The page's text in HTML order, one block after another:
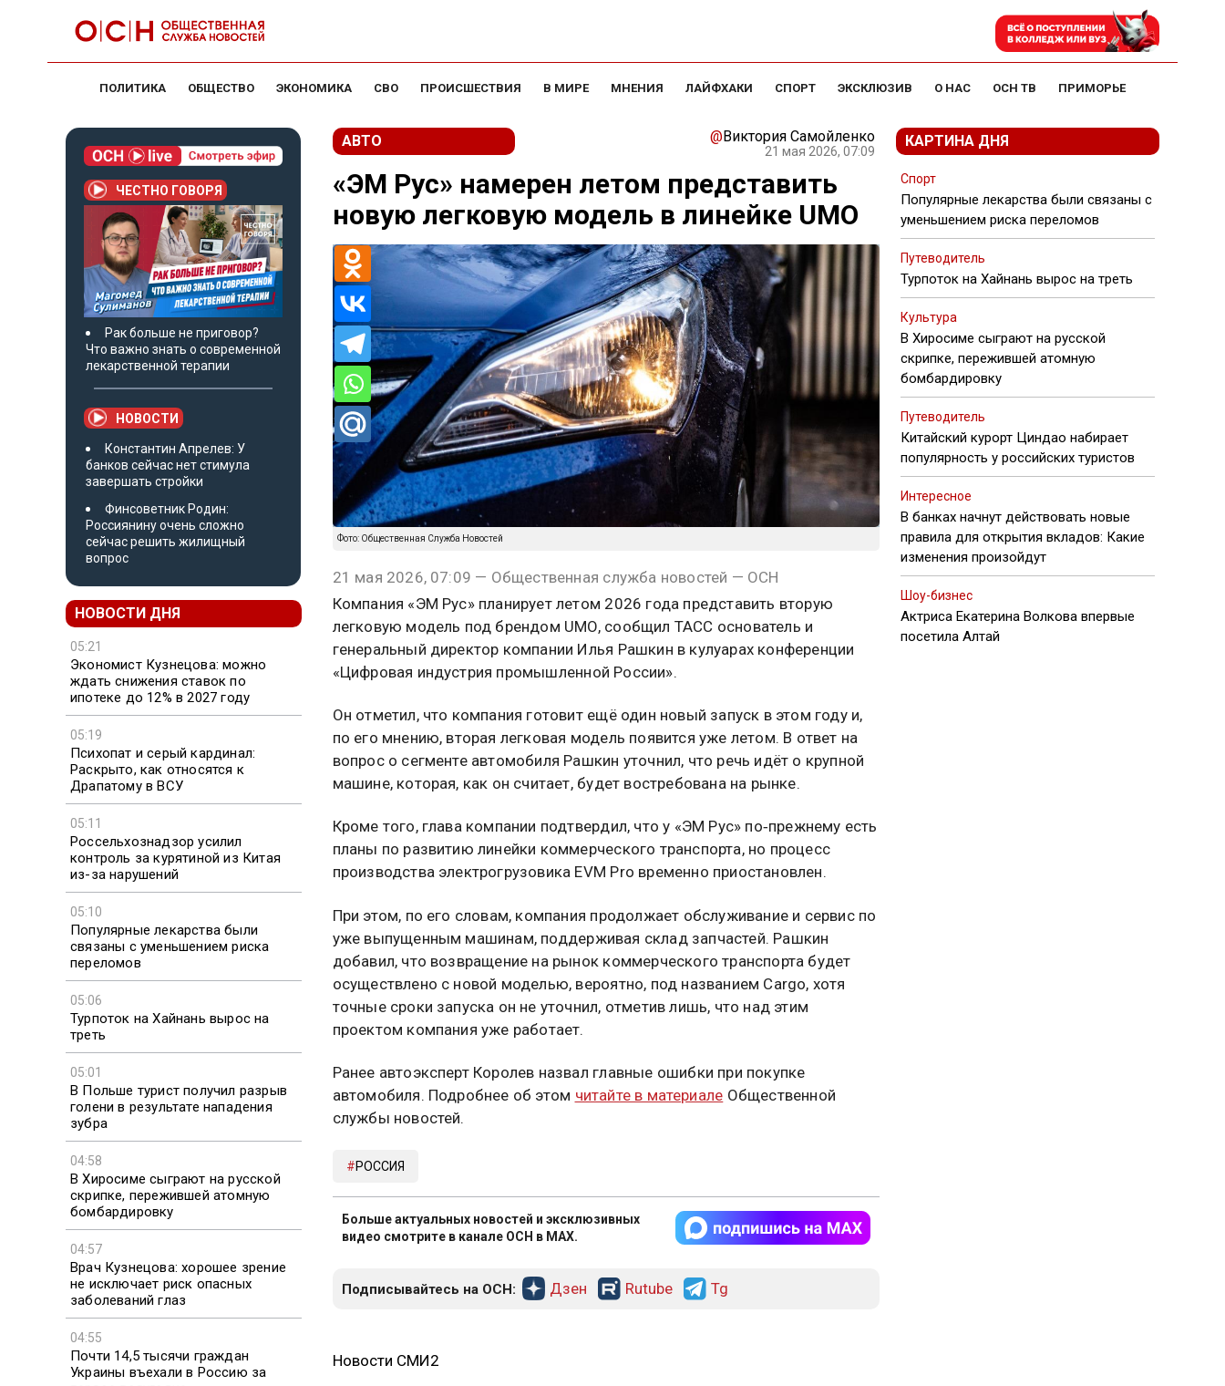
ПОЛИТИКА ОБЩЕСТВО ЭКОНОМИКА СВО ПРОИСШЕСТВИЯ В МИРЕ МНЕНИЯ ЛАЙФХАКИ СПОРТ ЭКСКЛЮЗИВ О НАС ОСН ТВ ПРИМОРЬЕ
ЧЕСТНО ГОВОРЯ
Рак больше не приговор?
Что важно знать о современной
лекарственной терапии
НОВОСТИ
Константин Апрелев: У
банков сейчас нет стимула
завершать стройки
Финсоветник Родин:
Россиянину очень сложно
сейчас решить жилищный
вопрос
НОВОСТИ ДНЯ
05:21
Экономист Кузнецова: можно
ждать снижения ставок по
ипотеке до 12% в 2027 году
05:19
Психопат и серый кардинал:
Раскрыто, как относятся к
Драпатому в ВСУ
05:11
Россельхознадзор усилил
контроль за курятиной из Китая
из-за нарушений
05:10
Популярные лекарства были
связаны с уменьшением риска
переломов
05:06
Турпоток на Хайнань вырос на
треть
05:01
В Польше турист получил разрыв
голени в результате нападения
зубра
04:58
В Хиросиме сыграют на русской
скрипке, пережившей атомную
бомбардировку
04:57
Врач Кузнецова: хорошее зрение
не исключает риск опасных
заболеваний глаз
04:55
Почти 14,5 тысячи граждан
Украины въехали в Россию за
АВТО @Виктория Самойленко
21 мая 2026, 07:09
«ЭМ Рус» намерен летом представить
новую легковую модель в линейке UMO
Фото: Общественная Служба Новостей
21 мая 2026, 07:09 — Общественная служба новостей — ОСН
Компания «ЭМ Рус» планирует летом 2026 года представить вторую
легковую модель под брендом UMO, сообщил ТАСС основатель и
генеральный директор компании Илья Рашкин в кулуарах конференции
«Цифровая индустрия промышленной России».
Он отметил, что компания готовит ещё один новый запуск в этом году и,
по его мнению, вторая легковая модель появится уже летом. В ответ на
вопрос о сегменте автомобиля Рашкин уточнил, что речь идёт о крупной
машине, которая, как он считает, будет востребована на рынке.
Кроме того, глава компании подтвердил, что у «ЭМ Рус» по‑прежнему есть
планы по развитию линейки коммерческого транспорта, но процесс
производства электрогрузовика EVM Pro временно приостановлен.
При этом, по его словам, компания продолжает обслуживание и сервис по
уже выпущенным машинам, поддерживая склад запчастей. Рашкин
добавил, что возвращение на рынок коммерческого транспорта будет
осуществлено с новой моделью, вероятно, под названием Cargo, хотя
точные сроки запуска он не уточнил, отметив лишь, что над этим
проектом компания уже работает.
Ранее автоэксперт Королев назвал главные ошибки при покупке
автомобиля. Подробнее об этом читайте в материале Общественной
службы новостей.
РОССИЯ
Больше актуальных новостей и эксклюзивных
видео смотрите в канале ОСН в MAX.
Подписывайтесь на ОСН: Дзен Rutube Tg
Новости СМИ2
КАРТИНА ДНЯ
Спорт
Популярные лекарства были связаны с
уменьшением риска переломов
Путеводитель
Турпоток на Хайнань вырос на треть
Культура
В Хиросиме сыграют на русской
скрипке, пережившей атомную
бомбардировку
Путеводитель
Китайский курорт Циндао набирает
популярность у российских туристов
Интересное
В банках начнут действовать новые
правила для открытия вкладов: Какие
изменения произойдут
Шоу-бизнес
Актриса Екатерина Волкова впервые
посетила Алтай